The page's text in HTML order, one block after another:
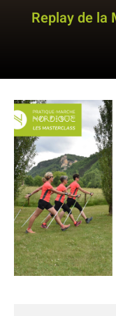
Replay de la